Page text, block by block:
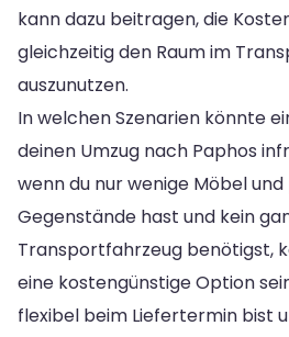
kann dazu beitragen, die
gleichzeitig den Raum im
auszunutzen.
In welchen Szenarien könnte
deinen Umzug nach Paphos
wenn du nur wenige Möbel
Gegenstände hast und kein
Transportfahrzeug benötigst,
eine kostengünstige Option
flexibel beim Liefertermin bist